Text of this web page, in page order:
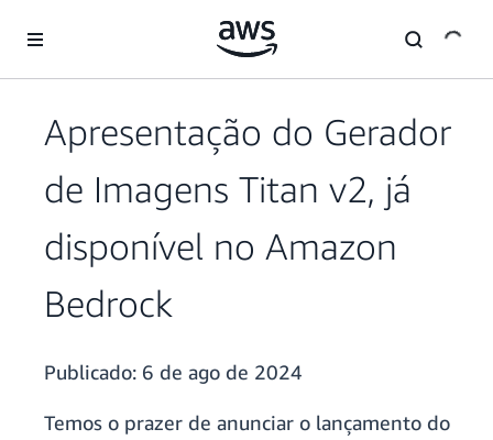
Pular para o conteúdo principal
Apresentação do Gerador
de Imagens Titan v2, já
disponível no Amazon
Bedrock
Publicado: 6 de ago de 2024
Temos o prazer de anunciar o lançamento do